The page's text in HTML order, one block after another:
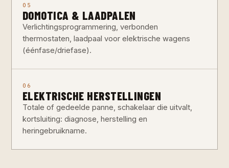
05
DOMOTICA & LAADPALEN
Verlichtingsprogrammering, verbonden
thermostaten, laadpaal voor elektrische wagens
(éénfase/driefase).
06
ELEKTRISCHE HERSTELLINGEN
Totale of gedeelde panne, schakelaar die uitvalt,
kortsluiting: diagnose, herstelling en
heringebruikname.